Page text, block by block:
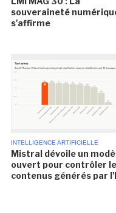
souveraineté
s'affirme
INTELLIGENCE ARTIFICIELLE
Mistral dévoile un
ouvert pour contrôler
contenus générés par